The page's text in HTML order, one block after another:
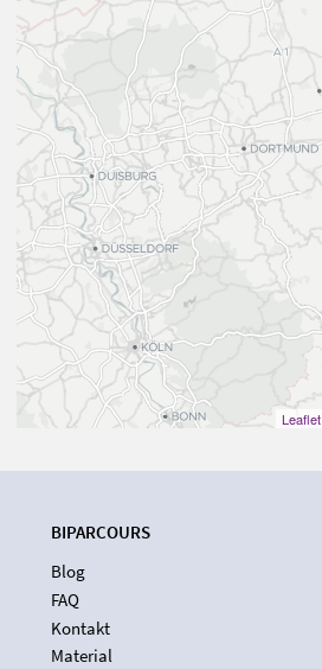
Leaflet
BIPARCOURS
Blog
FAQ
Kontakt
Material